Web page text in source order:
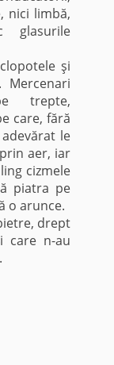
nici limbă,
glasurile
şi
Mercenari
trepte,
care, fără
le
aer, iar
cizmele
piatra pe
o arunce.
drept
care n-au